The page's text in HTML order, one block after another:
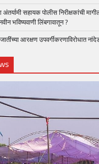
अंतर्यामी सहायक पोलीस निरीक्षकांची
भविष्यवाणी लिंबगावातून ?
आरक्षण उपवर्गीकरणाविरोधात